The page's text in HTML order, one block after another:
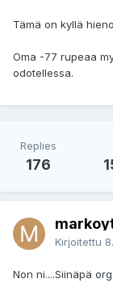
Tämä on kyllä
Oma -77 rupeaa
odotellessa.
Replies
176
Kirjoitettu
Non ni....Siinäpä